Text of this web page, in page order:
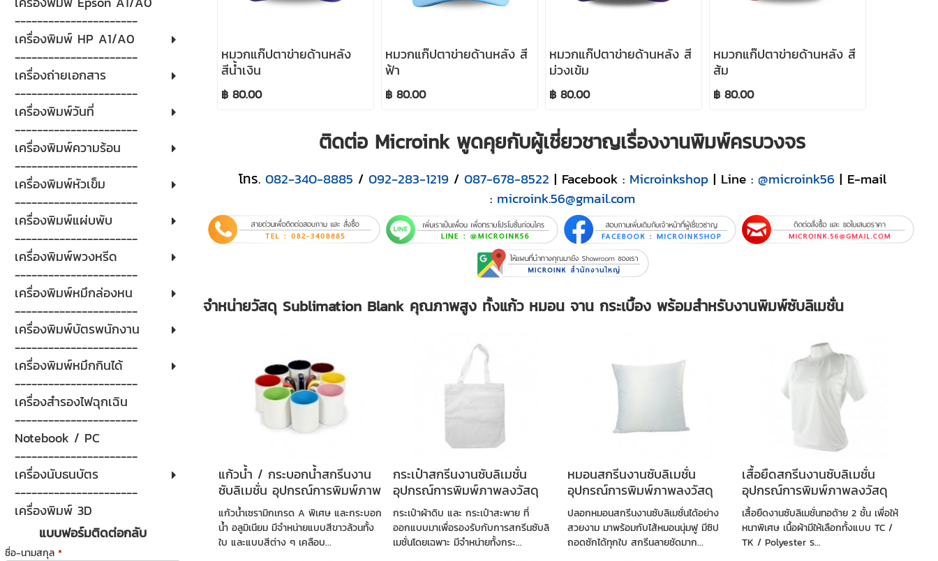
----------------------
เครื่องพิมพ์ HP A1/A0
----------------------
เครื่องถ่ายเอกสาร
----------------------
เครื่องพิมพ์วันที่
----------------------
เครื่องพิมพ์ความร้อน
----------------------
เครื่องพิมพ์หัวเข็ม
----------------------
เครื่องพิมพ์แผ่บพับ
----------------------
เครื่องพิมพ์พวงหรีด
----------------------
เครื่องพิมพ์หมึกล่องหน
----------------------
เครื่องพิมพ์บัตรพนักงาน
----------------------
เครื่องพิมพ์หมึกกินได้
----------------------
เครื่องสำรองไฟฉุกเฉิน
----------------------
Notebook / PC
----------------------
เครื่องนับธนบัตร
----------------------
เครื่องพิมพ์ 3D
แบบฟอร์มติดต่อกลับ
ชื่อ-นามสกุล *
หมวกแก๊ปตาข่ายด้านหลัง
สีน้ำเงิน
฿ 80.00
หมวกแก๊ปตาข่ายด้านหลัง สี
ฟ้า
฿ 80.00
หมวกแก๊ปตาข่ายด้านหลัง สี
ม่วงเข้ม
฿ 80.00
หมวกแก๊ปตาข่ายด้านหลัง สี
ส้ม
฿ 80.00
ติดต่อ Microink พูดคุยกับผู้เชี่ยวชาญเรื่องงานพิมพ์ครบวงจร
โทร. 082-340-8885 / 092-283-1219 / 087-678-8522 | Facebook : Microinkshop| Line : @microink56 | E-mail
: microink.56@gmail.com
จำหน่ายวัสดุ Sublimation Blank คุณภาพสูง ทั้งแก้ว หมอน จาน กระเบื้อง พร้อมสำหรับงานพิมพ์ซับลิเมชั่น
แก้วน้ำ / กระบอกน้ำสกรีนงาน
ซับลิเมชั่น อุปกรณ์การพิมพ์ภาพ
ลงวัสดุ
แก้วน้ำเซรามิกเกรด A พิเศษ และกระบอก
น้ำ อลูมิเนียม มีจำหน่ายแบบสีขาวล้วนทั้ง
ใบ และแบบสีต่าง ๆ เคลือบ...
กระเป๋าสกรีนงานซับลิเมชั่น
อุปกรณ์การพิมพ์ภาพลงวัสดุ
กระเป๋าผ้าดิบ และ กระเป๋าสะพาย ที่
ออกแบบมาเพื่อรองรับกับการสกรีนซับลิ
เมชั่นโดยเฉพาะ มีจำหน่ายทั้งกระ...
หมอนสกรีนงานซับลิเมชั่น
อุปกรณ์การพิมพ์ภาพลงวัสดุ
ปลอกหมอนสกรีนงานซับลิเมชั่นได้อย่าง
สวยงาม มาพร้อมกับไส้หมอนนุ่มฟู มีซิป
ถอดซักได้ทุกใบ สกรีนลายชัดมาก...
เสื้อยืดสกรีนงานซับลิเมชั่น
อุปกรณ์การพิมพ์ภาพลงวัสดุ
เสื้อยืดงานซับลิเมชั่นทอด้าย 2 ชั้น เพื่อให้
หนาพิเศษ เนื้อผ้ามีให้เลือกทั้งแบบ TC /
TK / Polyester ร...